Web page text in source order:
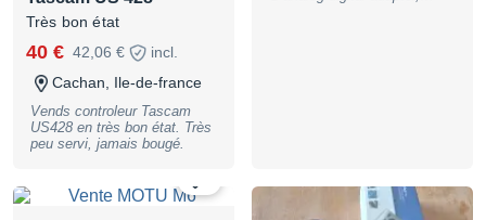
Très bon état
40 € 42,06 €
incl.
Cachan, Ile-de-france
Vends controleur Tascam
US428 en très bon état. Très
peu servi, jamais bougé.